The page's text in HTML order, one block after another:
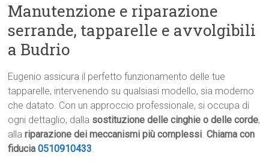
Manutenzione e riparazione
serrande, tapparelle e avvolgibili
a Budrio
Eugenio assicura il perfetto funzionamento delle tue
tapparelle, intervenendo su qualsiasi modello, sia moderno
che datato. Con un approccio professionale, si occupa di
ogni dettaglio, dalla sostituzione delle cinghie o delle corde,
allariparazione dei meccanismi più complessi.Chiama con
fiducia0510910433.